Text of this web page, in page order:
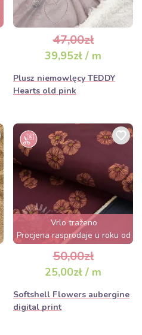
47,00zł
39,95zł / m
Plusz niemowlęcy TEDDY
Hearts old pink
Vrlo traženo
Procjena rasprodaje u roku od
nekoliko sati
50,00zł
25,00zł / m
Softshell Flowers aubergine
digital print